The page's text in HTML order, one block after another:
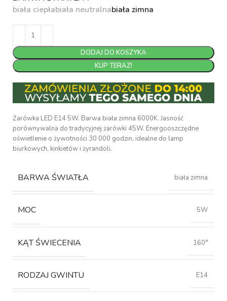
biała ciepłabiała neutralnabiała zimna
DODAJ DO KOSZYKA
KUP TERAZ!
Żarówka LED E14 5W. Barwa biała zimna 6000K. Jasność
porównywalna do tradycyjnej żarówki 45W. Energooszczędne
oświetlenie o żywotności 30 000 godzin, idealne do lamp
biurkowych, kinkietów i żyrandoli.
BARWA ŚWIATŁA biała zimna
MOC 5W
KĄT ŚWIECENIA 160°
RODZAJ GWINTU E14